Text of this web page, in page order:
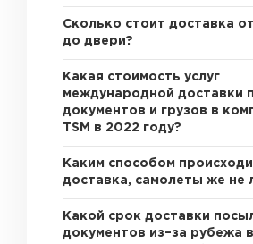
Сколько стоит доставка
до двери?
Какая стоимость услуг
международной доставки
документов и грузов в
TSM в 2022 году?
Каким способом
доставка, самолеты же не
Какой срок доставки
документов из–за рубежа